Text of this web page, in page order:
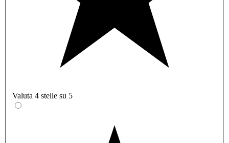
Valuta 4 stelle su 5